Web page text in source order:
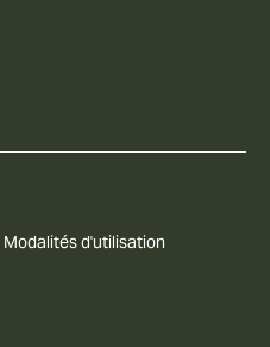
Modalités d'utilisation